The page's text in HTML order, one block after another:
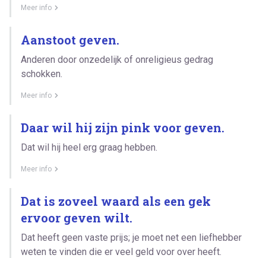
Meer info
Aanstoot geven.
Anderen door onzedelijk of onreligieus gedrag
schokken.
Meer info
Daar wil hij zijn pink voor geven.
Dat wil hij heel erg graag hebben.
Meer info
Dat is zoveel waard als een gek
ervoor geven wilt.
Dat heeft geen vaste prijs; je moet net een liefhebber
weten te vinden die er veel geld voor over heeft.